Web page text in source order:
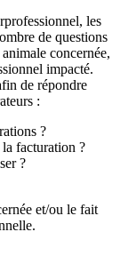
les
de questions
concernée,
impacté.
de répondre
:
?
facturation ?
?
et/ou le fait